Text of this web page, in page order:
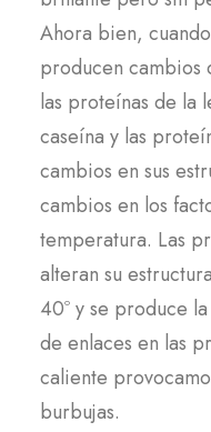
Ahora bien,
producen cambios
las proteínas de la
caseína y las
cambios en sus
cambios en los
temperatura. Las
alteran su
40º y se produce
de enlaces en las
caliente
burbujas.